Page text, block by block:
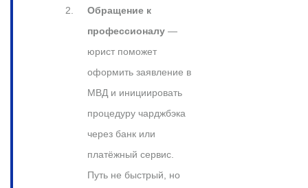
Обращение к
профессионалу —
юрист поможет
оформить заявление в
МВД и инициировать
процедуру чарджбэка
через банк или
платёжный сервис.
Путь не быстрый, но